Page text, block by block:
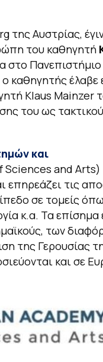
της Αυστρίας,
του καθηγητή
στο
καθηγητής
Klaus Mainzer
του ως
και
and Arts)
επηρεάζει τις
σε τομείς
κ.α. Τα
των
της Γερουσίας
και σε